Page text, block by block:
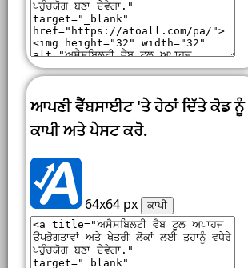
ਆਪਣੀ ਵੈੱਬਸਾਈਟ 'ਤੇ ਹੇਠਾਂ ਦਿੱਤੇ ਕੋਡ ਨੂੰ
ਕਾਪੀ ਅਤੇ ਪੇਸਟ ਕਰੋ.
64x64 px ਕਾਪੀ